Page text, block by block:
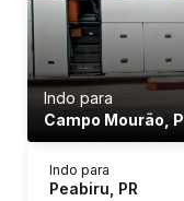
Indo para
Campo Mourão,
Indo para
Peabiru, PR